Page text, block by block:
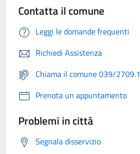
Contatta il comune
Leggi le domande frequenti
Richiedi Assistenza
Chiama il comune 039/2709.1
Prenota un appuntamento
Problemi in città
Segnala disservizio